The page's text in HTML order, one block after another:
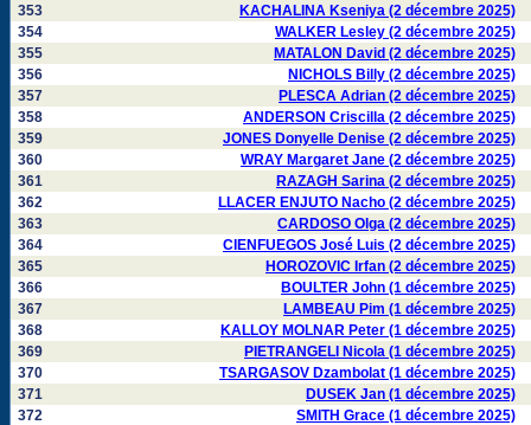
353
KACHALINA Kseniya (2 décembre 2025)
354
WALKER Lesley (2 décembre 2025)
355
MATALON David (2 décembre 2025)
356
NICHOLS Billy (2 décembre 2025)
357
PLESCA Adrian (2 décembre 2025)
358
ANDERSON Criscilla (2 décembre 2025)
359
JONES Donyelle Denise (2 décembre 2025)
360
WRAY Margaret Jane (2 décembre 2025)
361
RAZAGH Sarina (2 décembre 2025)
362
LLACER ENJUTO Nacho (2 décembre 2025)
363
CARDOSO Olga (2 décembre 2025)
364
CIENFUEGOS José Luis (2 décembre 2025)
365
HOROZOVIC Irfan (2 décembre 2025)
366
BOULTER John (1 décembre 2025)
367
LAMBEAU Pim (1 décembre 2025)
368
KALLOY MOLNAR Peter (1 décembre 2025)
369
PIETRANGELI Nicola (1 décembre 2025)
370
TSARGASOV Dzambolat (1 décembre 2025)
371
DUSEK Jan (1 décembre 2025)
372
SMITH Grace (1 décembre 2025)